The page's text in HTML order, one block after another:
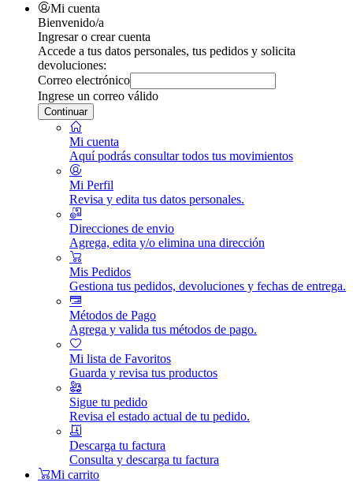
Mi cuenta
Bienvenido/a
Ingresar o crear cuenta
Accede a tus datos personales, tus pedidos y solicita
devoluciones:
Correo electrónico
Ingrese un correo válido
Continuar
Mi cuenta
Aquí podrás consultar todos tus movimientos
Mi Perfil
Revisa y edita tus datos personales.
Direcciones de envio
Agrega, edita y/o elimina una dirección
Mis Pedidos
Gestiona tus pedidos, devoluciones y fechas de entrega.
Métodos de Pago
Agrega y valida tus métodos de pago.
Mi lista de Favoritos
Guarda y revisa tus productos
Sigue tu pedido
Revisa el estado actual de tu pedido.
Descarga tu factura
Consulta y descarga tu factura
Mi carrito